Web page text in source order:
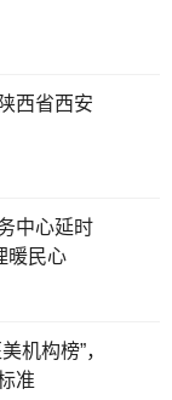
西省西安
中心延时
暖民心
机构榜”，
准